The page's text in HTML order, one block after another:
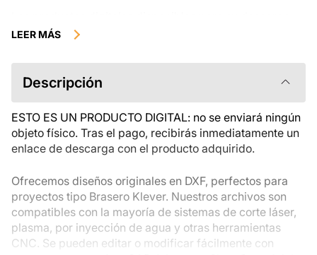
instantánea no se pueden devolver, cambiar ni cancelar
descripción del producto atentamente antes de
comprarlo y que te pongas en contacto con nosotros si
tienes alguna duda. Si tienes problemas con el pedido,
ponte en contacto directamente con el vendedor.
LEER MÁS
Descripción
ESTO ES UN PRODUCTO DIGITAL: no se enviará ningún
objeto físico. Tras el pago, recibirás inmediatamente un
enlace de descarga con el producto adquirido.
Ofrecemos diseños originales en DXF, perfectos para
proyectos tipo Brasero Klever. Nuestros archivos son
compatibles con la mayoría de sistemas de corte láser,
plasma, por inyección de agua y otras herramientas
CNC. Se pueden editar o modificar fácilmente con